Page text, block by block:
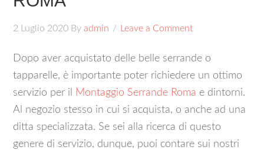
2 Luglio 2020 Byadmin Leave a Comment
Dopo aver acquistato delle belle serrande o
tapparelle, è importante poter richiedere un ottimo
servizio per il Montaggio Serrande Roma e dintorni.
Al negozio stesso in cui si acquista, o anche ad una
ditta specializzata. Se sei alla ricerca di questo
genere di servizio, dunque, puoi contare sui nostri